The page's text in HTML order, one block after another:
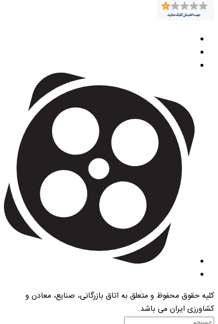
کلیه حقوق محفوظ و متعلق به اتاق بازرگانی، صنایع، معادن و
کشاورزی ایران می باشد.